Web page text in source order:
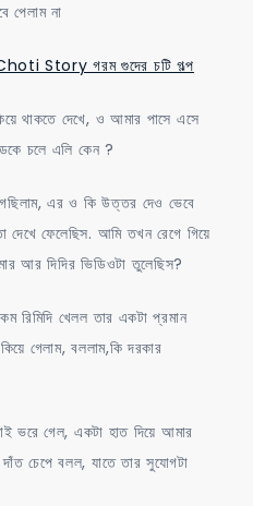
না
Story গরম গুদের চটি গল্প
থাকতে দেখে, ও আমার পাসে এসে
চলে এলি কেন ?
এর ও কি উত্তর দেও ভেবে
ফেলেছিস. আমি তখন রেগে গিয়ে
আর দিদির ভিডিওটা তুলেছিস?
রিমিদি খেলল তার একটা প্রমান
গেলাম, বললাম,কি দরকার
ভরে গেল, একটা হাত দিয়ে আমার
দাঁত চেপে বলল, যাতে তার সুযোগটা